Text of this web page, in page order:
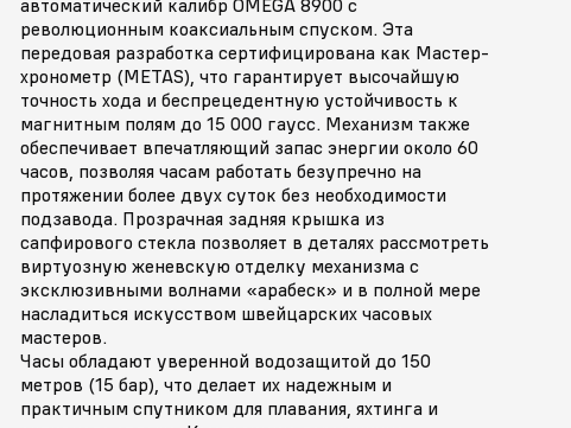
революционным коаксиальным спуском. Эта
передовая разработка сертифицирована как Мастер-
хронометр (METAS), что гарантирует высочайшую
точность хода и беспрецедентную устойчивость к
магнитным полям до 15 000 гаусс. Механизм также
обеспечивает впечатляющий запас энергии около 60
часов, позволяя часам работать безупречно на
протяжении более двух суток без необходимости
подзавода. Прозрачная задняя крышка из
сапфирового стекла позволяет в деталях рассмотреть
виртуозную женевскую отделку механизма с
эксклюзивными волнами «арабеск» и в полной мере
насладиться искусством швейцарских часовых
мастеров.
Часы обладают уверенной водозащитой до 150
метров (15 бар), что делает их надежным и
практичным спутником для плавания, яхтинга и